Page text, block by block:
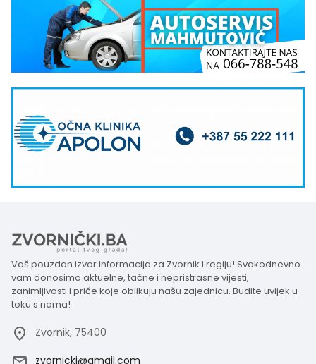
Vaš pouzdan izvor informacija za Zvornik i regiju! Svakodnevno
vam donosimo aktuelne, tačne i nepristrasne vijesti,
zanimljivosti i priče koje oblikuju našu zajednicu. Budite uvijek u
toku s nama!
Zvornik, 75400
zvornicki@gmail.com